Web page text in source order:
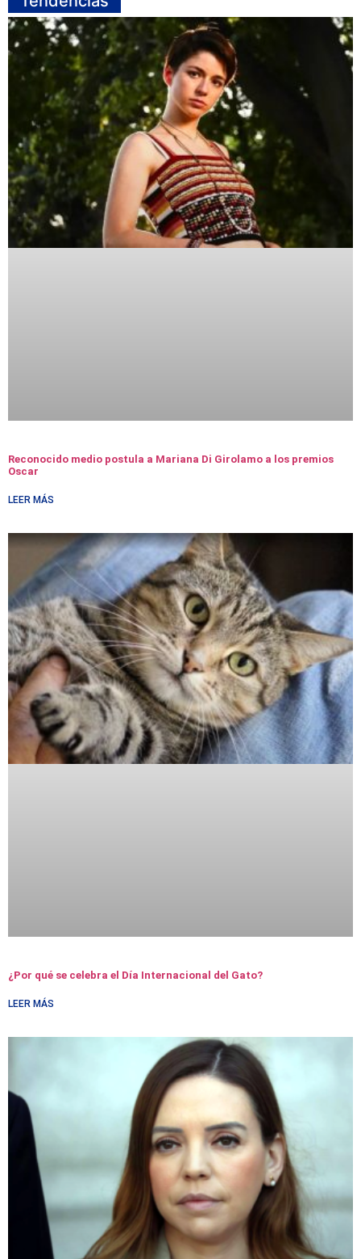
Reconocido medio postula a Mariana Di Girolamo a los premios
Oscar
LEER MÁS
¿Por qué se celebra el Día Internacional del Gato?
LEER MÁS